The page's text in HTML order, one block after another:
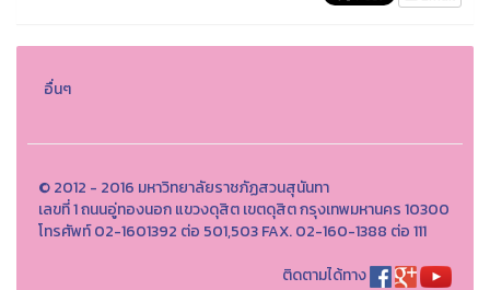
อื่นๆ
© 2012 - 2016 มหาวิทยาลัยราชภัฏสวนสุนันทา
เลขที่ 1 ถนนอู่ทองนอก แขวงดุสิต เขตดุสิต กรุงเทพมหานคร 10300
โทรศัพท์ 02-1601392 ต่อ 501,503 FAX. 02-160-1388 ต่อ 111
ติดตามได้ทาง